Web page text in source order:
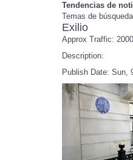
Tendencias de
Temas de
Exilio
Approx Traffic:
Description:
Publish Date: Sun,